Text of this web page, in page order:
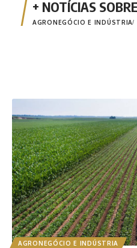
AGRONEGÓCIO E INDÚSTRIA
AGRONEGÓCIO E INDÚSTRIA